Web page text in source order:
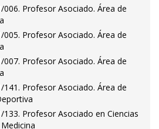
Profesor Asociado. Área de
Profesor Asociado. Área de
Profesor Asociado. Área de
Profesor Asociado. Área de
Profesor Asociado en Ciencias